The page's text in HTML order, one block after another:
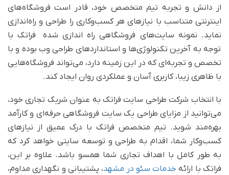
از دانش و تجربه تیم متخصص خود، قادر است فروشگاه‌های
اینترنتی متناسب با نیازهای هر کسب‌وکاری را طراحی و راه‌اندازی
نماید. نمونه سایت‌های فروشگاهی راه اندازی شده فراتک با
توجه به آخرین تکنولوژی‌ها و استانداردهای طراحی وب بوده و با
تخصص و تجربه‌ای که در این زمینه دارد، می‌تواند فروشگاه‌هایی
با ظاهری زیبا، کاربری آسان و عملکردی روان ایجاد کند.
با انتخاب شرکت طراحی سایت فراتک به عنوان شریک تجاری خود،
می‌توانید از مزایای طراحی یک سایت فروشگاهی حرفه‌ای و کارآمد
بهره‌مند شوید. تیم متخصص فراتک با درک عمیق از نیازهای
کسب‌وکار شما، اقدام به طراحی و توسعه سایتی خواهد کرد که
به طور کامل با اهداف تجاری شما همسو باشد. علاوه بر این،
فراتک با ارائه خدمات سئو در مشهد، پشتیبانی و نگهداری مداوم،